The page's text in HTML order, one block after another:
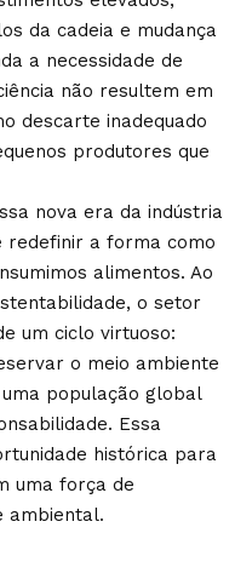
da cadeia e mudança
a necessidade de
não resultem em
descarte inadequado
produtores que
nova era da indústria
redefinir a forma como
alimentos. Ao
o setor
um ciclo virtuoso:
o meio ambiente
população global
Essa
histórica para
uma força de
ambiental.